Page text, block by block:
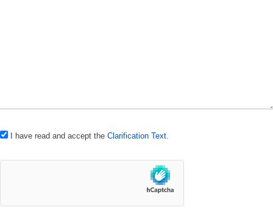
I have read and accept the Clarification Text.